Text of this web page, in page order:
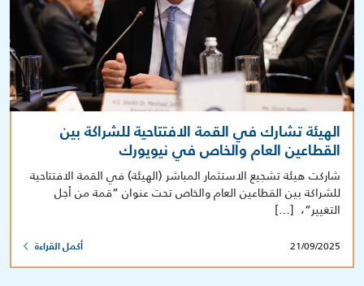
الهيئة تشارك في القمة الافتتاحية للشراكة بين
القطاعين العام والخاص في نيويورك
شاركت هيئة تشجيع الاستثمار المباشر (الهيئة) في القمة الافتتاحية
للشراكة بين القطاعين العام والخاص تحت عنوان “قمة من أجل
التغيير“، […]
21/09/2025 أكمل القراءة